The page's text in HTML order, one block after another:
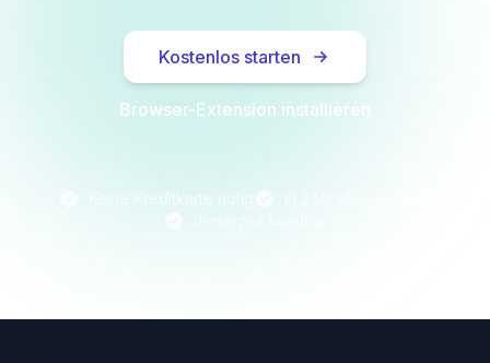
Kostenlos starten
Browser-Extension installieren